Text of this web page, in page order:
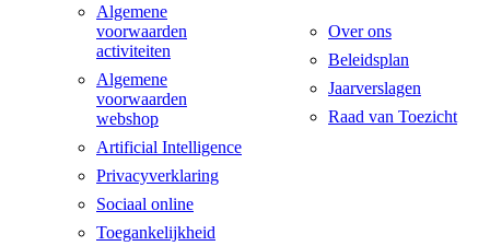
Algemene
voorwaarden
activiteiten
Algemene
voorwaarden
webshop
Artificial Intelligence
Privacyverklaring
Sociaal online
Toegankelijkheid
Over ons
Beleidsplan
Jaarverslagen
Raad van Toezicht